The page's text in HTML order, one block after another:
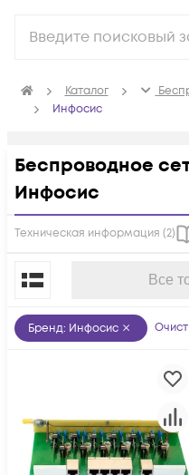
Каталог
Инфосис
Беспроводное
Инфосис
Техническая информация (2)
Все
По популярности
Бренд: Инфосис